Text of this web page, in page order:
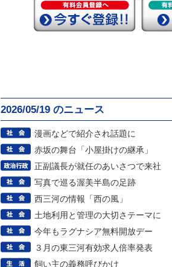
2026/05/19 のニュース
漫画などで紹介され話題に
赤坂の舞台「小屋掛けの継承」
正副議長が就任のあいさつで来社
写真で巡る渥美半島の足跡
西三河の情報「西の風」
土地利用と管理の大切さテーマに
今年もラグナシア無料開放デー
３月の東三河有効求人倍率発表
飼い主の義務呼びかけ